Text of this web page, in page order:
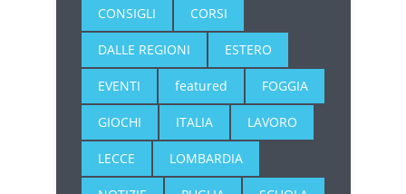
CONSIGLI CORSI
DALLE REGIONI ESTERO
EVENTI featured FOGGIA
GIOCHI ITALIA LAVORO
LECCE LOMBARDIA